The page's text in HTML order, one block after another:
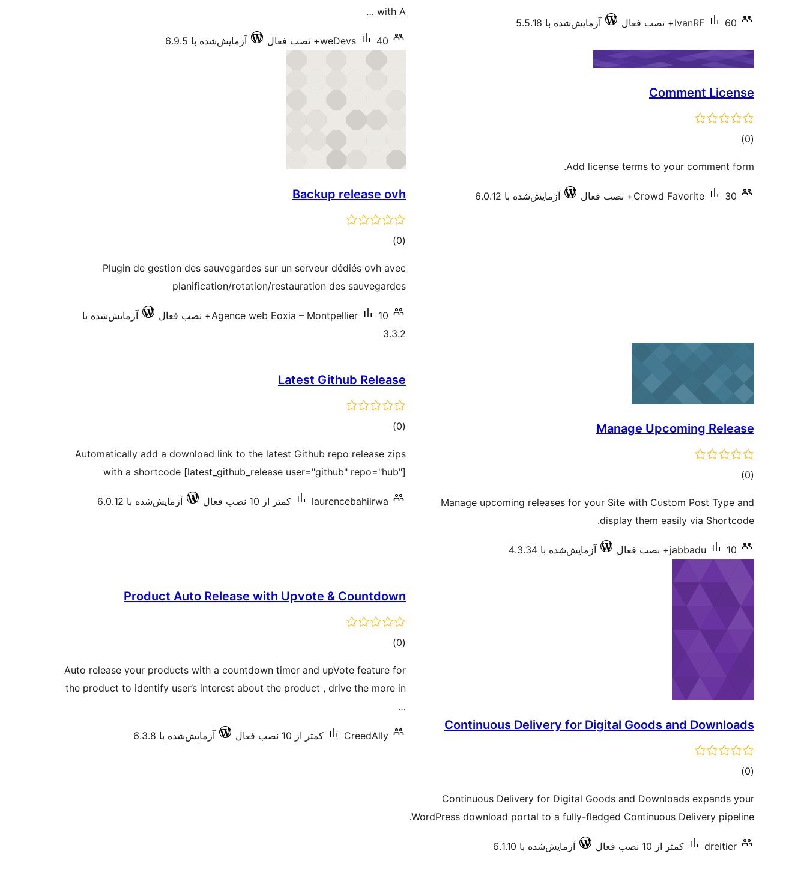
IvanRF 60+ نصب فعال آزمایش‌شده با 5.5.18
with A …
weDevs 40+ نصب فعال آزمایش‌شده با 6.9.5
Comment License
(0 مجموع)
Add license terms to your comment form.
Crowd Favorite 30+ نصب فعال آزمایش‌شده با 6.0.12 Backup release ovh
(0 مجموع)
Plugin de gestion des sauvegardes sur un serveur dédiés ovh avec
planification/rotation/restauration des sauvegardes
Agence web Eoxia – Montpellier 10+ نصب فعال
آزمایش‌شده با
3.3.2
Manage Upcoming Release
(0 مجموع)
Manage upcoming releases for your Site with Custom Post Type and
display them easily via Shortcode.
jabbadu 10+ نصب فعال آزمایش‌شده با 4.3.34
Latest Github Release
(0 مجموع)
Automatically add a download link to the latest Github repo release zips
with a shortcode [latest_github_release user="github" repo="hub"]
laurencebahiirwa کمتر از 10 نصب فعال آزمایش‌شده با 6.0.12
Continuous Delivery for Digital Goods and Downloads
(0 مجموع)
Continuous Delivery for Digital Goods and Downloads expands your
WordPress download portal to a fully-fledged Continuous Delivery pipeline.
dreitier کمتر از 10 نصب فعال آزمایش‌شده با 6.1.10
Product Auto Release with Upvote & Countdown
(0 مجموع)
Auto release your products with a countdown timer and upVote feature for
the product to identify user’s interest about the product , drive the more in
…
CreedAlly کمتر از 10 نصب فعال آزمایش‌شده با 6.3.8